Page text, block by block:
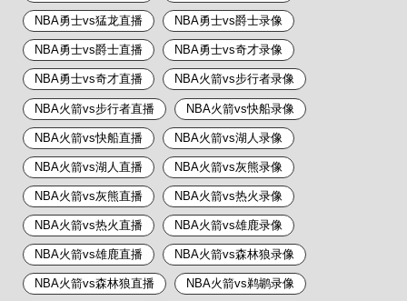
NBA勇士vs猛龙直播 NBA勇士vs爵士录像
NBA勇士vs爵士直播 NBA勇士vs奇才录像
NBA勇士vs奇才直播 NBA火箭vs步行者录像
NBA火箭vs步行者直播 NBA火箭vs快船录像
NBA火箭vs快船直播 NBA火箭vs湖人录像
NBA火箭vs湖人直播 NBA火箭vs灰熊录像
NBA火箭vs灰熊直播 NBA火箭vs热火录像
NBA火箭vs热火直播 NBA火箭vs雄鹿录像
NBA火箭vs雄鹿直播 NBA火箭vs森林狼录像
NBA火箭vs森林狼直播 NBA火箭vs鹈鹕录像